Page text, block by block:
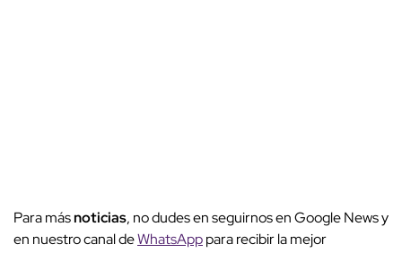
Para másnoticias, no dudes en seguirnos en Google News y
en nuestro canal deWhatsApppara recibir la mejor